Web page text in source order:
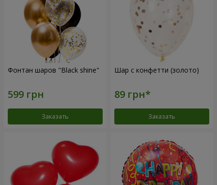
Фонтан шаров "Black shine"
Заказать
Шар с конфетти (золото)
Заказать